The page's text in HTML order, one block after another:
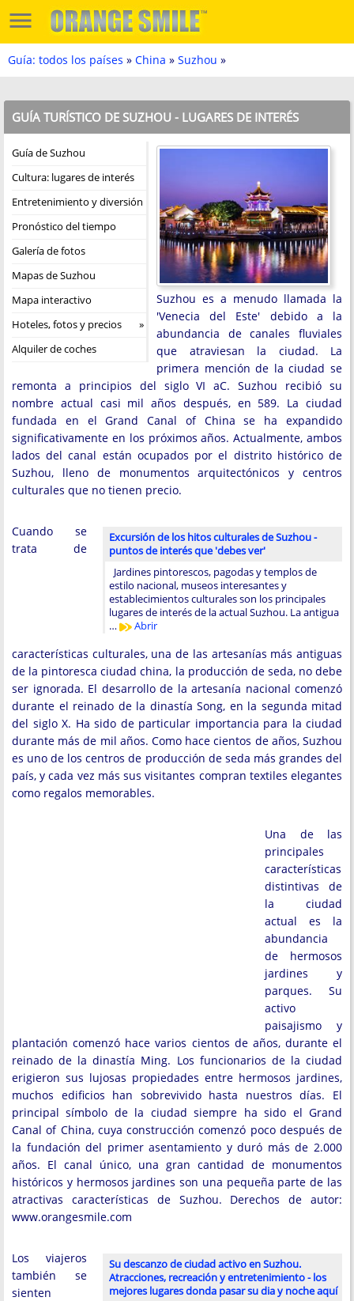
Guía: todos los países » China » Suzhou »
GUÍA TURÍSTICO DE SUZHOU - LUGARES DE INTERÉS
Guía de Suzhou
Cultura: lugares de interés
Entretenimiento y diversión
Pronóstico del tiempo
Galería de fotos
Mapas de Suzhou
Mapa interactivo
Hoteles, fotos y precios
Alquiler de coches
Suzhou es a menudo llamada la
'Venecia del Este' debido a la
abundancia de canales fluviales
que atraviesan la ciudad. La
primera mención de la ciudad se
remonta a principios del siglo VI aC. Suzhou recibió su
nombre actual casi mil años después, en 589. La ciudad
fundada en el Grand Canal of China se ha expandido
significativamente en los próximos años. Actualmente, ambos
lados del canal están ocupados por el distrito histórico de
Suzhou, lleno de monumentos arquitectónicos y centros
culturales que no tienen precio.
Excursión de los hitos culturales de Suzhou -
puntos de interés que 'debes ver'
Jardines pintorescos, pagodas y templos de
estilo nacional, museos interesantes y
establecimientos culturales son los principales
lugares de interés de la actual Suzhou. La antigua
…
Abrir
Cuando se
trata de
características culturales, una de las artesanías más antiguas
de la pintoresca ciudad china, la producción de seda, no debe
ser ignorada. El desarrollo de la artesanía nacional comenzó
durante el reinado de la dinastía Song, en la segunda mitad
del siglo X. Ha sido de particular importancia para la ciudad
durante más de mil años. Como hace cientos de años, Suzhou
es uno de los centros de producción de seda más grandes del
país, y cada vez más sus visitantes compran textiles elegantes
como regalos memorables.
Una de las
principales
características
distintivas de
la ciudad
actual es la
abundancia
de hermosos
jardines y
parques. Su
activo
paisajismo y
plantación comenzó hace varios cientos de años, durante el
reinado de la dinastía Ming. Los funcionarios de la ciudad
erigieron sus lujosas propiedades entre hermosos jardines,
muchos edificios han sobrevivido hasta nuestros días. El
principal símbolo de la ciudad siempre ha sido el Grand
Canal of China, cuya construcción comenzó poco después de
la fundación del primer asentamiento y duró más de 2.000
años. El canal único, una gran cantidad de monumentos
históricos y hermosos jardines son una pequeña parte de las
atractivas características de Suzhou. Derechos de autor:
www.orangesmile.com
Su descanzo de ciudad activo en Suzhou.
Atracciones, recreación y entretenimiento - los
mejores lugares donda pasar su dia y noche aquí
Los viajeros
también se
sienten